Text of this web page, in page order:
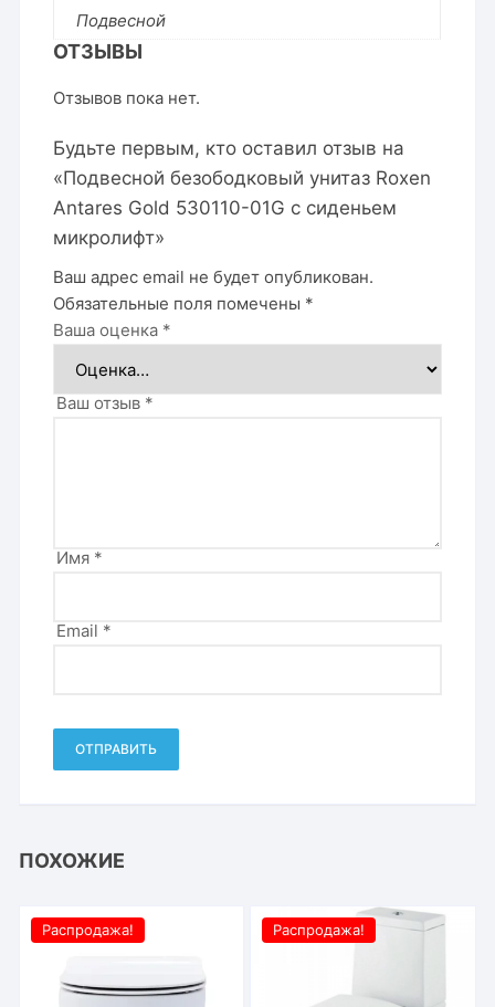
Подвесной
ОТЗЫВЫ
Отзывов пока нет.
Будьте первым, кто оставил отзыв на
«Подвесной безободковый унитаз Roxen
Antares Gold 530110-01G с сиденьем
микролифт»
Ваш адрес email не будет опубликован.
Обязательные поля помечены *
Ваша оценка *
Ваш отзыв *
Имя *
Email *
ПОХОЖИЕ
Распродажа! Распродажа!